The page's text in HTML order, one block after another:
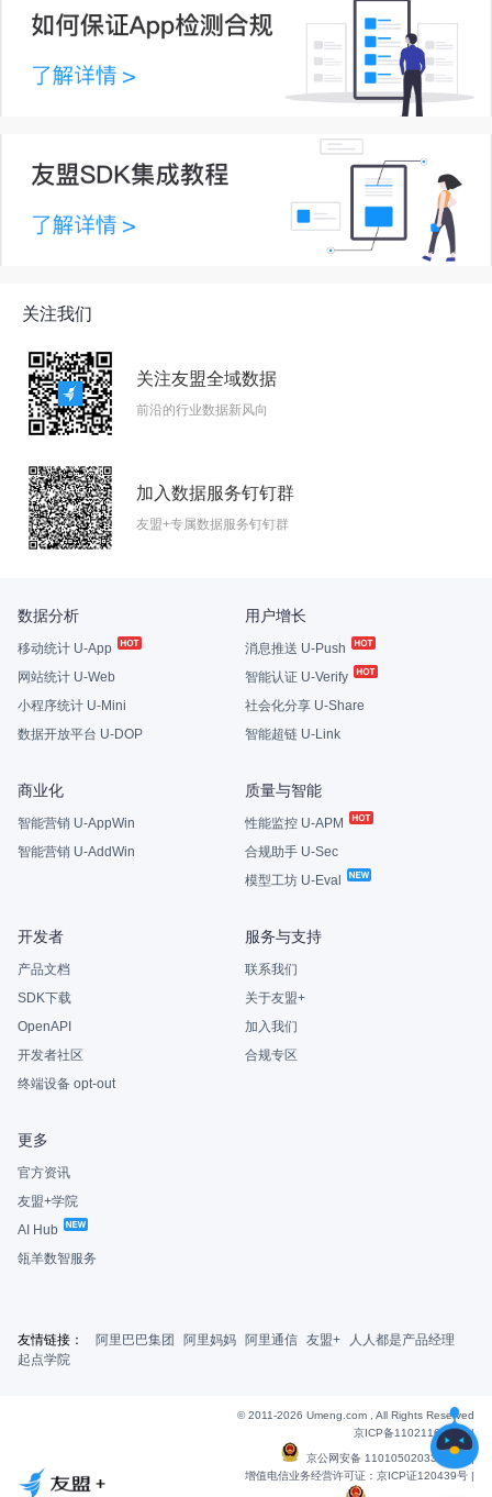
关注我们
关注友盟全域数据
前沿的行业数据新风向
加入数据服务钉钉群
友盟+专属数据服务钉钉群
数据分析
移动统计 U-App
网站统计 U-Web
小程序统计 U-Mini
数据开放平台 U-DOP
用户增长
消息推送 U-Push
智能认证 U-Verify
社会化分享 U-Share
智能超链 U-Link
商业化
智能营销 U-AppWin
智能营销 U-AddWin
质量与智能
性能监控 U-APM
合规助手 U-Sec
模型工坊 U-Eval
开发者
产品文档
SDK下载
OpenAPI
开发者社区
终端设备 opt-out
服务与支持
联系我们
关于友盟+
加入我们
合规专区
更多
官方资讯
友盟+学院
AI Hub
瓴羊数智服务
友情链接： 阿里巴巴集团 阿里妈妈 阿里通信 友盟+
人人都是产品经理
起点学院
© 2011-2026 Umeng.com , All Rights Reserved
京ICP备11021163号-6|
京公网安备 11010502033607号
|
增值电信业务经营许可证：京ICP证120439号 |